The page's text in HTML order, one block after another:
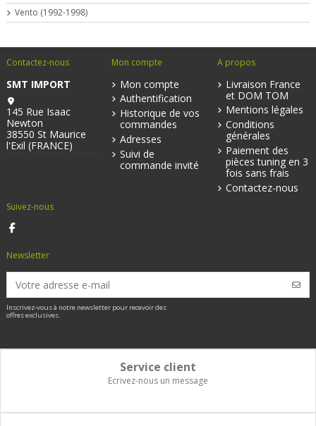
Vento (1992-1998)
Contactez-nous
SMT IMPORT
145 Rue Isaac
Newton
38550 St Maurice
l'Exil (FRANCE)
Mon compte
Mon compte
Authentification
Historique de vos
commandes
Adresses
Suivi de
commande invité
A propos
Livraison France
et DOM TOM
Mentions légales
Conditions
générales
Paiement des
pièces tuning en 3
fois sans frais
Contactez-nous
Suivez-nous
Newsletter
Inscrivez-vous à notre newsletter pour recevoir des
offres exclusives.
Service client
Ecrivez-nous un message